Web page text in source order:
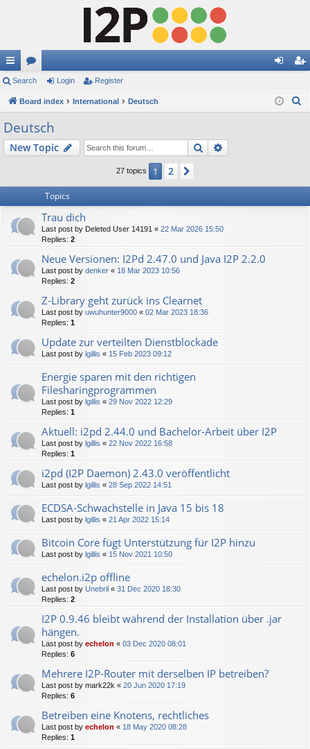
ui
ck
lin
ks
or
u
m
s
in ist
Search Login Register
Board index International Deutsch
Deutsch
New Topic Search
27 topics 1 2
Topics
Trau dich
Last post by Deleted User 14191 « 22 Mar 2026 15:50
Replies: 2
Neue Versionen: I2Pd 2.47.0 und Java I2P 2.2.0
Last post by denker « 18 Mar 2023 10:56
Replies: 2
Z-Library geht zurück ins Clearnet
Last post by uwuhunter9000 « 02 Mar 2023 18:36
Replies: 1
Update zur verteilten Dienstblockade
Last post by lgillis « 15 Feb 2023 09:12
Energie sparen mit den richtigen
Filesharingprogrammen
Last post by lgillis « 29 Nov 2022 12:29
Replies: 1
Aktuell: i2pd 2.44.0 und Bachelor-Arbeit über I2P
Last post by lgillis « 22 Nov 2022 16:58
Replies: 1
i2pd (I2P Daemon) 2.43.0 veröffentlicht
Last post by lgillis « 28 Sep 2022 14:51
ECDSA-Schwachstelle in Java 15 bis 18
Last post by lgillis « 21 Apr 2022 15:14
Bitcoin Core fügt Unterstützung für I2P hinzu
Last post by lgillis « 15 Nov 2021 10:50
echelon.i2p offline
Last post by Unebril « 31 Dec 2020 18:30
Replies: 2
I2P 0.9.46 bleibt während der Installation über .jar
hängen.
Last post by echelon « 03 Dec 2020 08:01
Replies: 6
Mehrere I2P-Router mit derselben IP betreiben?
Last post by mark22k « 20 Jun 2020 17:19
Replies: 6
Betreiben eine Knotens, rechtliches
Last post by echelon « 18 May 2020 08:28
Replies: 1